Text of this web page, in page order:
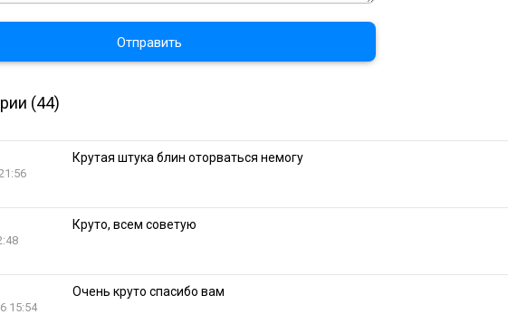
Отправить
(44)
Крутая штука блин оторваться немогу
Круто, всем советую
15:54
Очень круто спасибо вам